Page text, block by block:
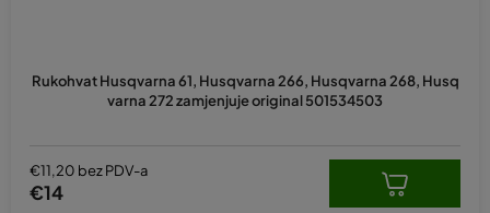
Rukohvat Husqvarna 61, Husqvarna 266, Husqvarna 268, Husq
varna 272 zamjenjuje original 501534503
€11,20 bez PDV-a
€14